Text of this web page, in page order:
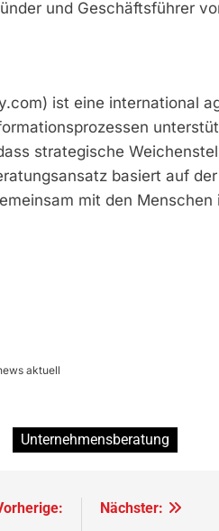
und Geschäftsführer
ist eine international
strategische
basiert auf
mit den
aktuell
Unternehmensberatung
Nächster: